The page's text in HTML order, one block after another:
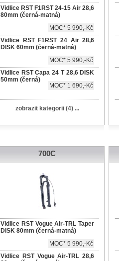
Vidlice RST F1RST 24-15 Air 28,6
80mm (černá-matná)
MOC* 5 990,-Kč
Vidlice RST F1RST 24 Air 28,6
DISK 60mm (černá-matná)
MOC* 5 990,-Kč
Vidlice RST Capa 24 T 28,6 DISK
50mm (černá)
MOC* 1 690,-Kč
zobrazit kategorii (4) ...
700C
Vidlice RST Vogue Air-TRL Taper
DISK 80mm (černá-matná)
MOC* 5 990,-Kč
Vidlice RST Vogue Air-TRL 28,6